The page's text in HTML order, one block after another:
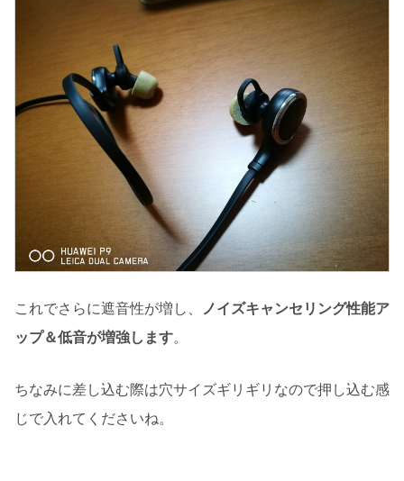
これでさらに遮音性が増し、
ノイズキャンセリング性能ア
ップ＆低音が増強します。
ちなみに差し込む際は穴サイズギリギリなので押し込む感
じで入れてくださいね。